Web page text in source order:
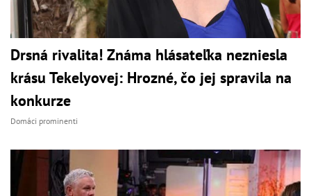
Drsná rivalita! Známa hlásateľka nezniesla
krásu Tekelyovej: Hrozné, čo jej spravila na
konkurze
Domáci prominenti